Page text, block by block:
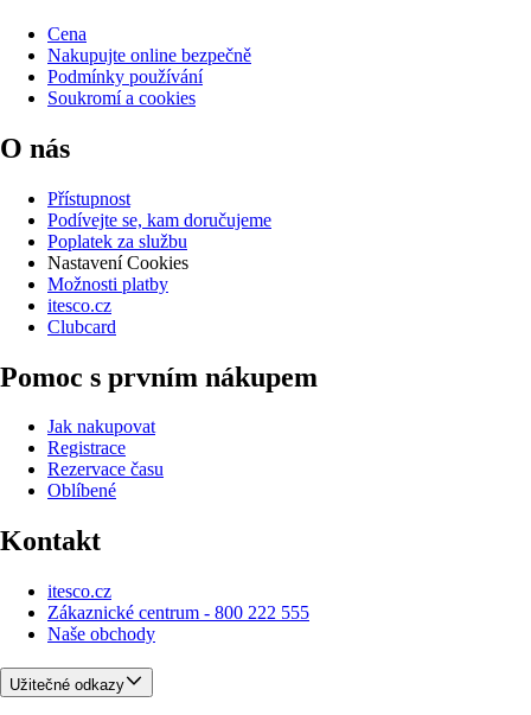
Cena
Nakupujte online bezpečně
Podmínky používání
Soukromí a cookies
O nás
Přístupnost
Podívejte se, kam doručujeme
Poplatek za službu
Nastavení Cookies
Možnosti platby
itesco.cz
Clubcard
Pomoc s prvním nákupem
Jak nakupovat
Registrace
Rezervace času
Oblíbené
Kontakt
itesco.cz
Zákaznické centrum - 800 222 555
Naše obchody
Užitečné odkazy